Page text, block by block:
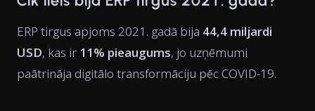
ERP tirgus apjoms 2021. gadā bija 44,4 miljardi
USD, kas ir 11% pieaugums, jo uzņēmumi
paātrināja digitālo transformāciju pēc COVID-19.